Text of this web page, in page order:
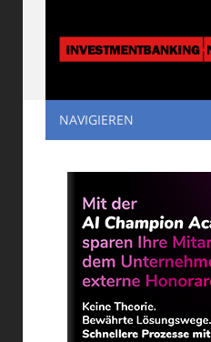
NAVIGIEREN